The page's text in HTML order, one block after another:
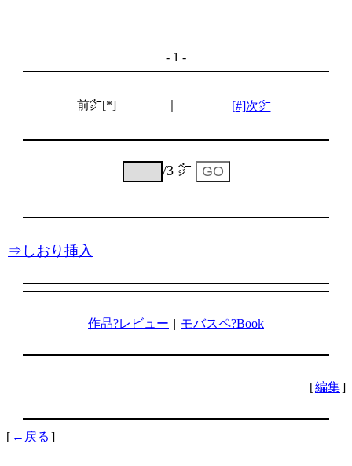
- 1 -
前㌻[*] [#]次㌻
/3 ㌻
⇒しおり挿入
作品?レビュー | モバスペ?Book
[編集]
[ ←戻る ]